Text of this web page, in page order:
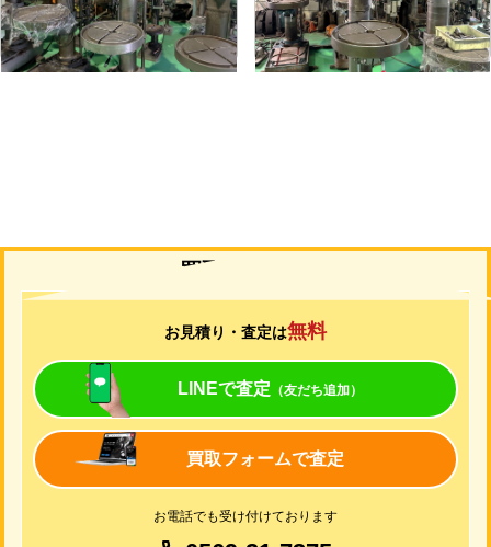
年 式- 年 式-
買取について
お見積り・査定は無料
LINEで査定 （友だち追加）
買取フォームで査定
お電話でも受け付けております